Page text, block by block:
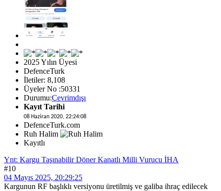
2025 Yılın Üyesi
DefenceTurk
İletiler: 8,108
Üyeler No :50331
Durumu:Çevrimdışı
Kayıt Tarihi
08 Haziran 2020, 22:24:08
DefenceTurk.com
Ruh Halim
Kayıtlı
Ynt: Kargu Taşınabilir Döner Kanatlı Milli Vurucu İHA
#10
04 Mayıs 2025, 20:29:25
Kargunun RF başlıklı versiyonu üretilmiş ve galiba ihraç edilecek